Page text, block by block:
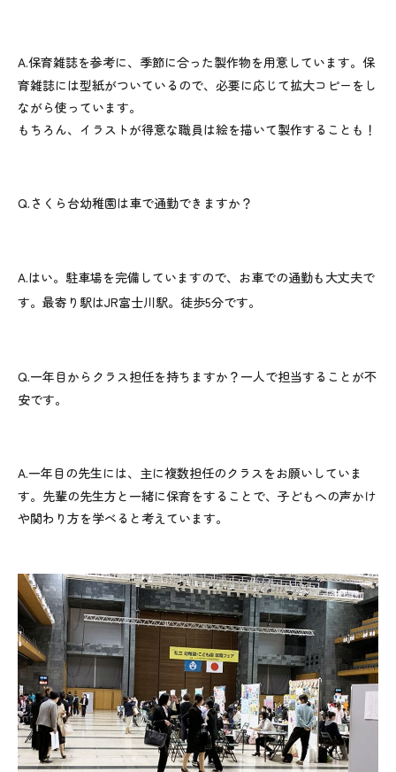
A.保育雑誌を参考に、季節に合った製作物を用意しています。保
育雑誌には型紙がついているので、必要に応じて拡大コピーをし
ながら使っています。
もちろん、イラストが得意な職員は絵を描いて製作することも！
Q.さくら台幼稚園は車で通勤できますか？
A.はい。駐車場を完備していますので、お車での通勤も大丈夫で
す。最寄り駅はJR富士川駅。徒歩5分です。
Q.一年目からクラス担任を持ちますか？一人で担当することが不
安です。
A.一年目の先生には、主に複数担任のクラスをお願いしていま
す。先輩の先生方と一緒に保育をすることで、子どもへの声かけ
や関わり方を学べると考えています。